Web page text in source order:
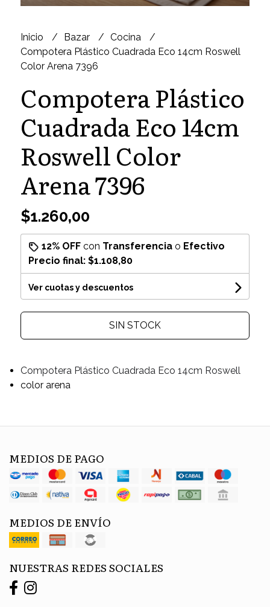
Inicio Bazar
Cocina
Compotera Plástico Cuadrada Eco 14cm Roswell
Color Arena 7396
Compotera Plástico
Cuadrada Eco 14cm
Roswell Color
Arena 7396
$1.260,00
12% OFFcon Transferenciao Efectivo
Precio final: $1.108,80
Ver cuotas y descuentos
SIN STOCK
Compotera Plástico Cuadrada Eco 14cm Roswell
color arena
MEDIOS DE PAGO
MEDIOS DE ENVÍO
NUESTRAS REDES SOCIALES